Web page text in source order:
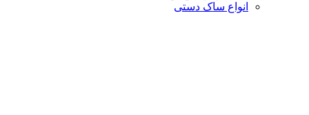
انواع ساک دستی